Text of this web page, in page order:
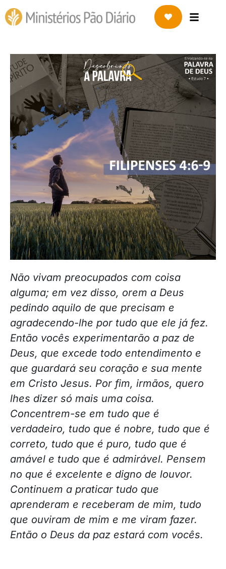
Não vivam preocupados com coisa
alguma; em vez disso, orem a Deus
pedindo aquilo de que precisam e
agradecendo-lhe por tudo que ele já fez.
Então vocês experimentarão a paz de
Deus, que excede todo entendimento e
que guardará seu coração e sua mente
em Cristo Jesus. Por fim, irmãos, quero
lhes dizer só mais uma coisa.
Concentrem-se em tudo que é
verdadeiro, tudo que é nobre, tudo que é
correto, tudo que é puro, tudo que é
amável e tudo que é admirável. Pensem
no que é excelente e digno de louvor.
Continuem a praticar tudo que
aprenderam e receberam de mim, tudo
que ouviram de mim e me viram fazer.
Então o Deus da paz estará com vocês.